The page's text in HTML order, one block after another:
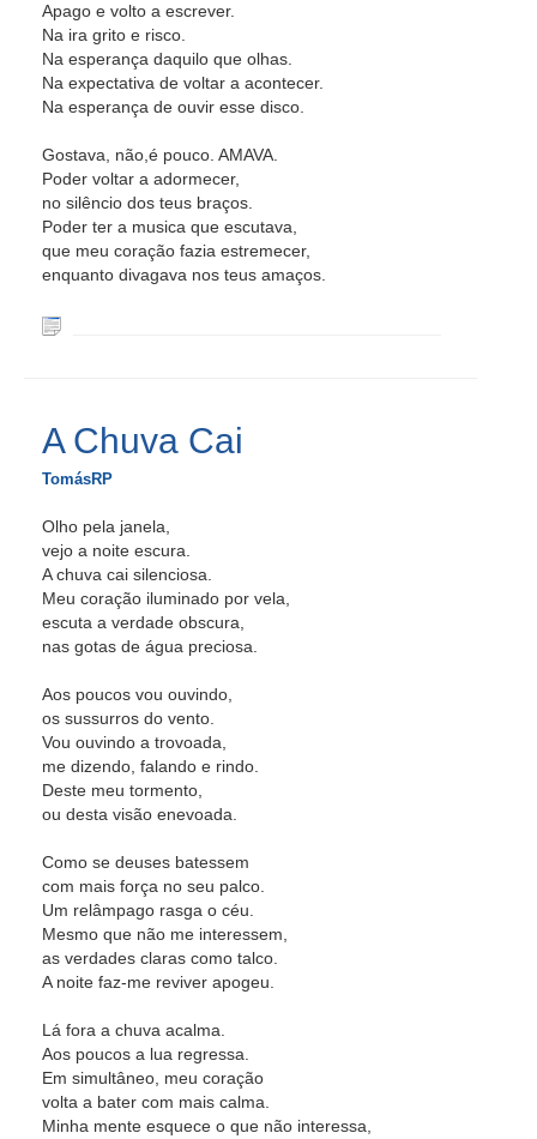
Apago e volto a escrever.
Na ira grito e risco.
Na esperança daquilo que olhas.
Na expectativa de voltar a acontecer.
Na esperança de ouvir esse disco.
Gostava, não,é pouco. AMAVA.
Poder voltar a adormecer,
no silêncio dos teus braços.
Poder ter a musica que escutava,
que meu coração fazia estremecer,
enquanto divagava nos teus amaços.
A Chuva Cai
TomásRP
Olho pela janela,
vejo a noite escura.
A chuva cai silenciosa.
Meu coração iluminado por vela,
escuta a verdade obscura,
nas gotas de água preciosa.
Aos poucos vou ouvindo,
os sussurros do vento.
Vou ouvindo a trovoada,
me dizendo, falando e rindo.
Deste meu tormento,
ou desta visão enevoada.
Como se deuses batessem
com mais força no seu palco.
Um relâmpago rasga o céu.
Mesmo que não me interessem,
as verdades claras como talco.
A noite faz-me reviver apogeu.
Lá fora a chuva acalma.
Aos poucos a lua regressa.
Em simultâneo, meu coração
volta a bater com mais calma.
Minha mente esquece o que não interessa,